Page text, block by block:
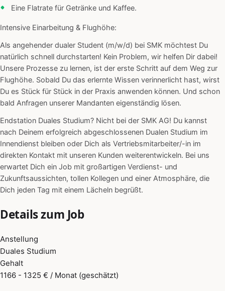
Eine Flatrate für Getränke und Kaffee.
Intensive Einarbeitung & Flughöhe:
Als angehender dualer Student (m/w/d) bei SMK möchtest Du
natürlich schnell durchstarten! Kein Problem, wir helfen Dir dabei!
Unsere Prozesse zu lernen, ist der erste Schritt auf dem Weg zur
Flughöhe. Sobald Du das erlernte Wissen verinnerlicht hast, wirst
Du es Stück für Stück in der Praxis anwenden können. Und schon
bald Anfragen unserer Mandanten eigenständig lösen.
Endstation Duales Studium? Nicht bei der SMK AG! Du kannst
nach Deinem erfolgreich abgeschlossenen Dualen Studium im
Innendienst bleiben oder Dich als Vertriebsmitarbeiter/-in im
direkten Kontakt mit unseren Kunden weiterentwickeln. Bei uns
erwartet Dich ein Job mit großartigen Verdienst- und
Zukunftsaussichten, tollen Kollegen und einer Atmosphäre, die
Dich jeden Tag mit einem Lächeln begrüßt.
Details zum Job
Anstellung
Duales Studium
Gehalt
1166 - 1325 € / Monat (geschätzt)